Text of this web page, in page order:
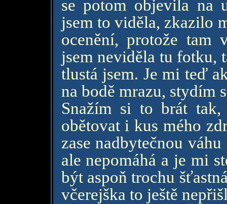
se potom objevila na
jsem to viděla, zkazilo
ocenění, protože tam
jsem neviděla tu fotku,
tlustá jsem. Je mi teď
na bodě mrazu, stydím
Snažím si to brát tak,
obětovat i kus mého
zase nadbytečnou
ale nepomáhá a je mi
být aspoň trochu
včerejška to ještě